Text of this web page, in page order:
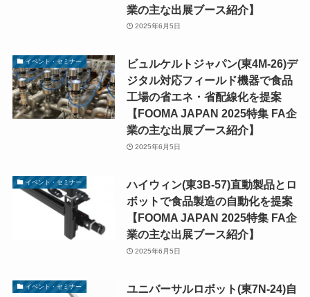
業の主な出展ブース紹介】
2025年6月5日
イベント・セミナー
ビュルケルトジャパン(東4M-26)デ
ジタル対応フィールド機器で食品
工場の省エネ・省配線化を提案
【FOOMA JAPAN 2025特集 FA企
業の主な出展ブース紹介】
2025年6月5日
イベント・セミナー
ハイウィン(東3B-57)直動製品とロ
ボットで食品製造の自動化を提案
【FOOMA JAPAN 2025特集 FA企
業の主な出展ブース紹介】
2025年6月5日
イベント・セミナー
ユニバーサルロボット(東7N-24)自